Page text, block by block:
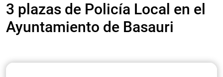
3 plazas de Policía Local en el
Ayuntamiento de Basauri